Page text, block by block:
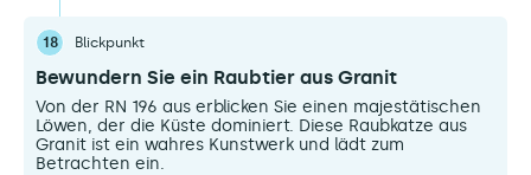
18 Blickpunkt
Bewundern Sie ein Raubtier aus Granit
Von der RN 196 aus erblicken Sie einen majestätischen
Löwen, der die Küste dominiert. Diese Raubkatze aus
Granit ist ein wahres Kunstwerk und lädt zum
Betrachten ein.